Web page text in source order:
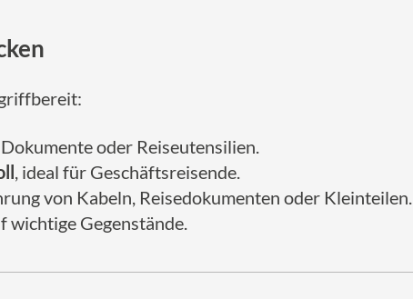
oder Reiseutensilien.
, ideal für Geschäftsreisende.
von Kabeln, Reisedokumenten oder Kleinteilen.
wichtige Gegenstände.